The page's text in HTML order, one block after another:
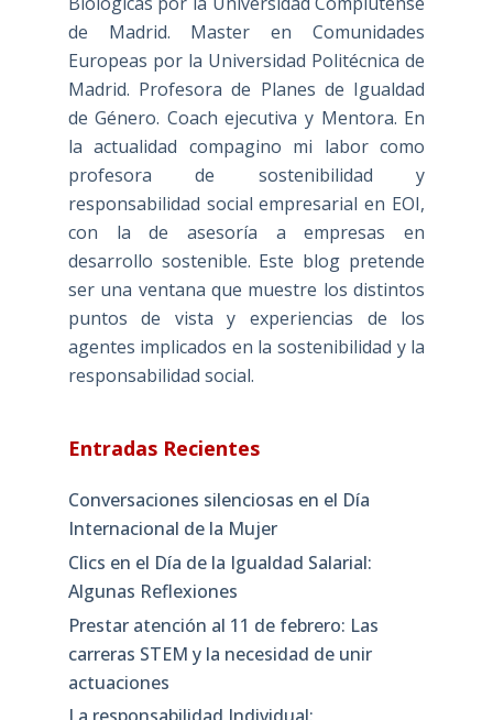
de Madrid. Master en Comunidades
Europeas por la Universidad Politécnica de
Madrid. Profesora de Planes de Igualdad
de Género. Coach ejecutiva y Mentora. En
la actualidad compagino mi labor como
profesora de sostenibilidad y
responsabilidad social empresarial en EOI,
con la de asesoría a empresas en
desarrollo sostenible. Este blog pretende
ser una ventana que muestre los distintos
puntos de vista y experiencias de los
agentes implicados en la sostenibilidad y la
responsabilidad social.
Entradas Recientes
Conversaciones silenciosas en el Día
Internacional de la Mujer
Clics en el Día de la Igualdad Salarial:
Algunas Reflexiones
Prestar atención al 11 de febrero: Las
carreras STEM y la necesidad de unir
actuaciones